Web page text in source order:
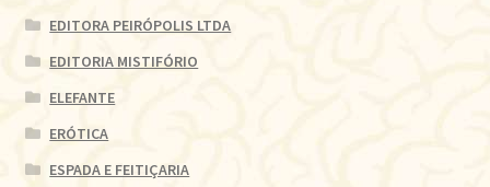
EDITORA PEIRÓPOLIS LTDA
EDITORIA MISTIFÓRIO
ELEFANTE
ERÓTICA
ESPADA E FEITIÇARIA